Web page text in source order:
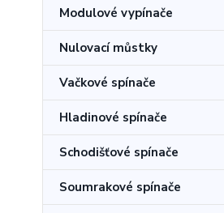
Modulové vypínače
Nulovací můstky
Vačkové spínače
Hladinové spínače
Schodišťové spínače
Soumrakové spínače